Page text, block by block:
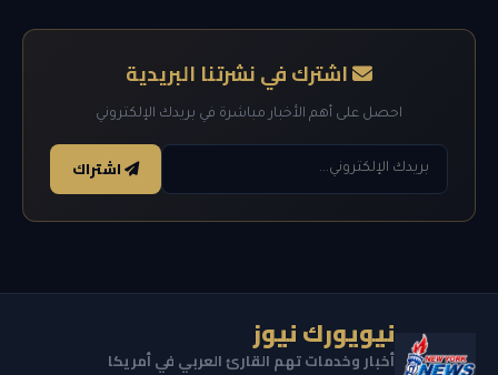
اشترك في نشرتنا البريدية
احصل على أهم الأخبار مباشرة في بريدك الإلكتروني
اشتراك
نيويورك نيوز
أخبار وخدمات تهم القارئ العربي في أمريكا